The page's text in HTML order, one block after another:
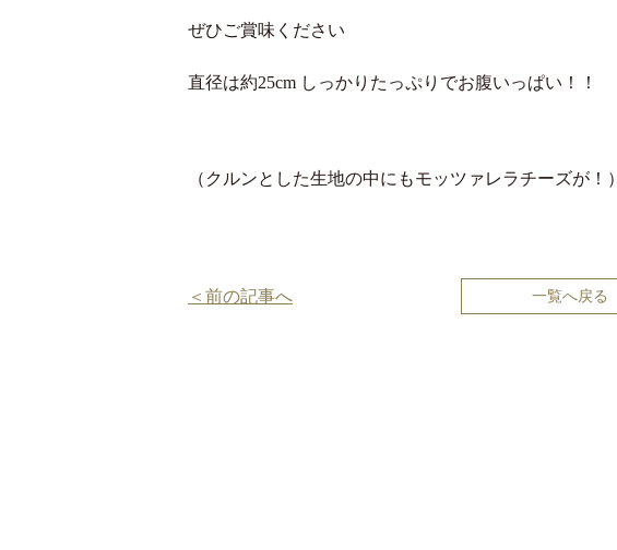
ぜひご賞味ください
直径は約25cm しっかりたっぷりでお腹いっぱい！！
（クルンとした生地の中にもモッツァレラチーズが！）
投
＜前の記事へ 一覧へ戻る